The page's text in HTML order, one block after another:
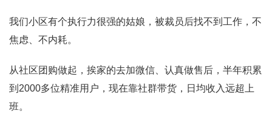
我们小区有个执行力很强的姑娘，被裁员后找不到工作，不
焦虑、不内耗。
从社区团购做起，挨家的去加微信、认真做售后，半年积累
到2000多位精准用户，现在靠社群带货，日均收入远超上
班。